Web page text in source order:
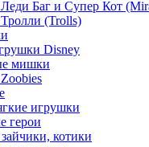
Баг и Супер Кот
(Trolls)
Disney
мишки
игрушки
герои
котики